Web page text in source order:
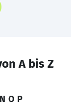
A bis Z
N O P